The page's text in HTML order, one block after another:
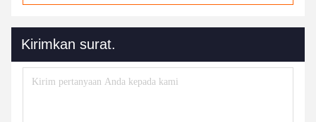
Kirimkan surat.